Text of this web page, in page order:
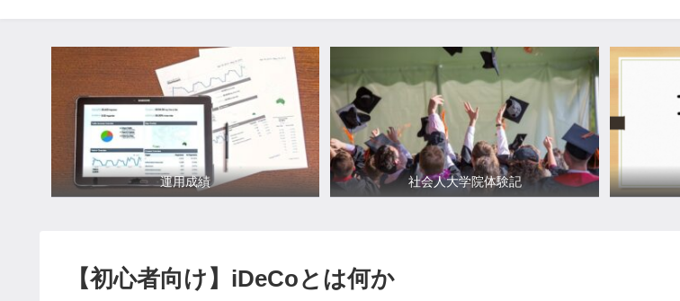
運用成績 社会人大学院体験記
【初心者向け】iDeCoとは何か